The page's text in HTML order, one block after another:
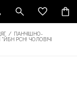
/ ПАНЧІШНО-
РСН! ЧОЛОВІЧІ